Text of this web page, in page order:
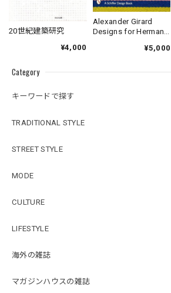
Category
キーワードで探す
TRADITIONAL STYLE
STREET STYLE
MODE
CULTURE
LIFESTYLE
海外の雑誌
マガジンハウスの雑誌
20世紀建築研究
¥4,000
Alexander Girard
Designs for Herman
¥5,000